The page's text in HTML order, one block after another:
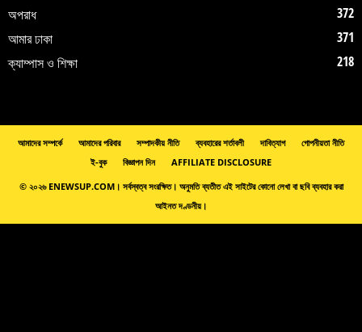
অপরাধ
372
আমার ঢাকা
371
ক্যাম্পাস ও শিক্ষা
218
আমাদের সম্পর্কে আমাদের পরিবার সম্পাদকীয় নীতি ব্যবহারের শর্তাবলী দাবিত্যাগ
গোপনীয়তা নীতি
ই-বুক
বিজ্ঞাপন দিন
AFFILIATE DISCLOSURE
© ২০২৬ ENEWSUP.COM। সর্বস্বত্ব সংরক্ষিত। অনুমতি ব্যতীত এই সাইটের কোনো লেখা বা ছবি ব্যবহার করা
আইনত দণ্ডনীয়।